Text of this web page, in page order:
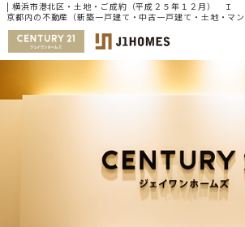
| 横浜市港北区・土地・ご成約（平成２５年１２月）
京都内の不動産（新築一戸建て・中古一戸建て・土地・マ
21ジェイワンホームズ